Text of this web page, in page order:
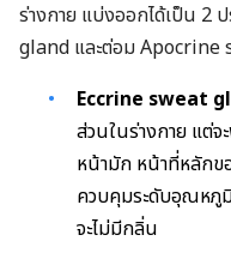
ร่างกาย แบ่งออกได้เป็น 2
gland และต่อม Apocrine
Eccrine sweat
ส่วนในร่างกาย แต่จ
หน้ามัก หน้าที่หลักข
ควบคุมระดับอุณหภู
จะไม่มีกลิ่น